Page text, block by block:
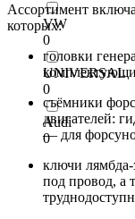
VW
0
UNIVERSAL
0
Audi
0
Ассортимент
которых:
головки
съёмники
двигателей:
— для
ключи
под провод, а